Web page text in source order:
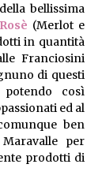
bellissima
(Merlot e
in quantità
Franciosini
di questi
così
ed al
ben
per
prodotti di